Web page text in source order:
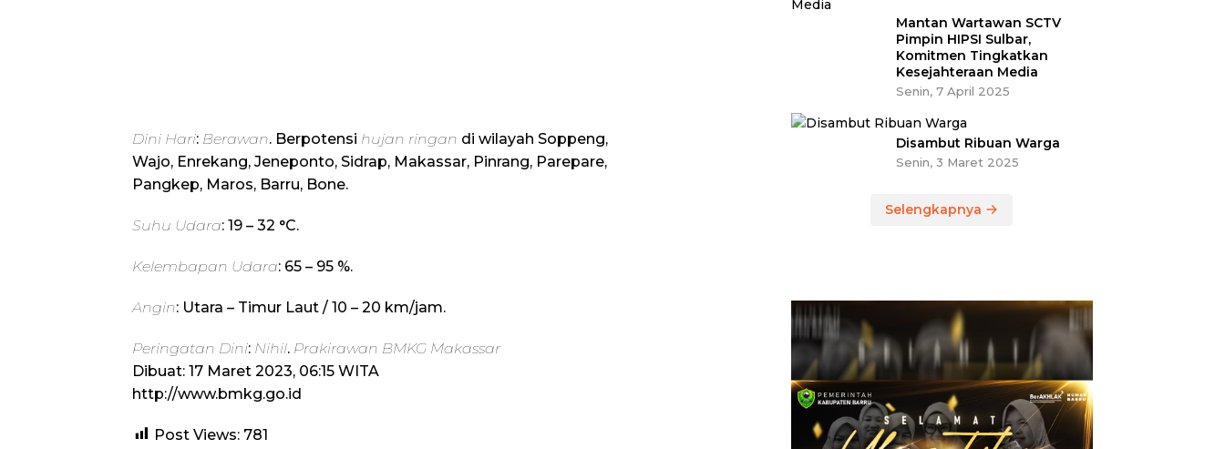
Dini Hari: Berawan. Berpotensi hujan ringan di wilayah Soppeng,
Wajo, Enrekang, Jeneponto, Sidrap, Makassar, Pinrang, Parepare,
Pangkep, Maros, Barru, Bone.
Suhu Udara: 19 – 32 °C.
Kelembapan Udara: 65 – 95 %.
Angin: Utara – Timur Laut / 10 – 20 km/jam.
Peringatan Dini: Nihil. Prakirawan BMKG Makassar
Dibuat: 17 Maret 2023, 06:15 WITA
http://www.bmkg.go.id
Post Views: 781
Mantan Wartawan SCTV
Pimpin HIPSI Sulbar,
Komitmen Tingkatkan
Kesejahteraan Media
Senin, 7 April 2025
Disambut Ribuan Warga
Senin, 3 Maret 2025
Selengkapnya